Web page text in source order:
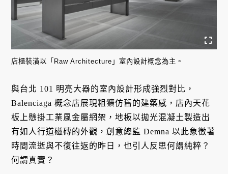
店櫃裝潢以「Raw Architecture」室內設計概念為主。
與台北 101 明亮大器的室內設計形成強烈對比，
Balenciaga 概念店展現粗獷仿舊的建築感，店內天花
板上懸掛工業風金屬網架，地板以拋光混凝土製造出
有如人行道磁磚的外觀，創意總監 Demna 以此象徵著
時間流逝與不復往返的昨日，也引人反思何謂純粹？
何謂真實？